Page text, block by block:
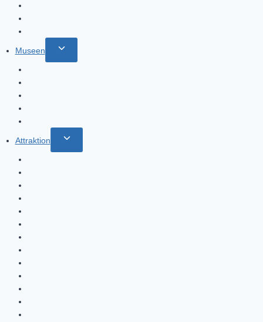
Museen
Untermenü
umschalten
Attraktion
Untermenü
umschalten